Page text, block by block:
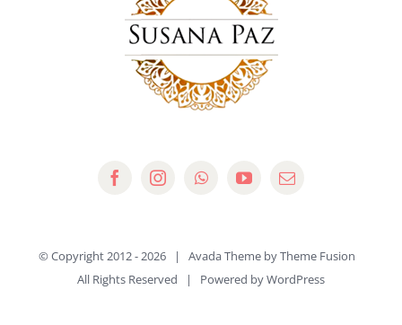
© Copyright 2012 -2026 | Avada Theme byTheme Fusion
All Rights Reserved | Powered byWordPress